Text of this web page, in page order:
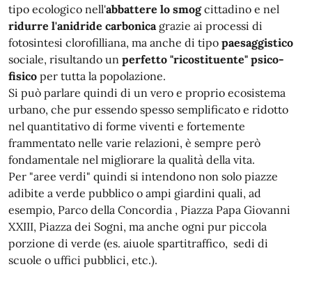
tipo ecologico nell'abbattere lo smogcittadino e nel
ridurre l'anidride carbonicagrazie ai processi di
fotosintesi clorofilliana, ma anche di tipo paesaggistico
sociale, risultando un perfetto "ricostituente" psico-
fisico per tutta la popolazione.
Si può parlare quindi di un vero e proprio ecosistema
urbano, che pur essendo spesso semplificato e ridotto
nel quantitativo di forme viventi e fortemente
frammentato nelle varie relazioni, è sempre però
fondamentale nel migliorare la qualità della vita.
Per "aree verdi" quindi si intendono non solo piazze
adibite a verde pubblico o ampi giardini quali, ad
esempio, Parco della Concordia , Piazza Papa Giovanni
XXIII, Piazza dei Sogni, ma anche ogni pur piccola
porzione di verde (es. aiuole spartitraffico, sedi di
scuole o uffici pubblici, etc.).